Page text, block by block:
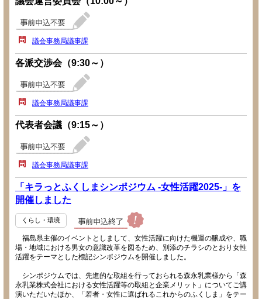
議会事務局議事課
各派交渉会（9:30～）
議会事務局議事課
代表者会議（9:15～）
議会事務局議事課
「キラっとふくしまシンポジウム -女性活躍2025-」を
開催しました
くらし・環境
福島県主催のイベントとしまして、女性活躍に向けた機運の醸成や、職
場・地域における男女の意識改革を図るため、別添のチラシのとおり女性
活躍をテーマとした標記シンポジウムを開催しました。
シンポジウムでは、先進的な取組を行っておられる森永乳業様から「森
永乳業株式会社における女性活躍等の取組と企業メリット」についてご講
演いただいたほか、「若者・女性に選ばれるこれからのふくしま」をテー